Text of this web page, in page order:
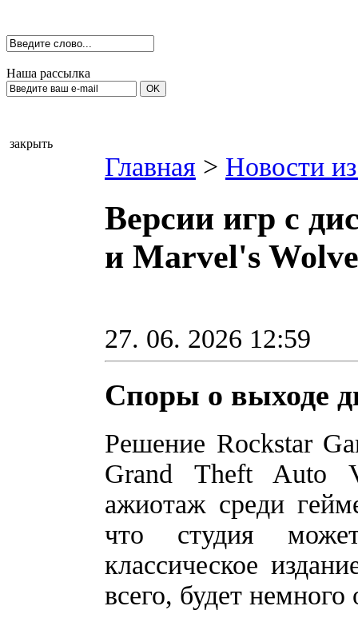
Наша рассылка
закрыть
Главная > Новости
Версии игр с
и Marvel's
27. 06. 2026 12:59
Споры о выходе
Решение Rockstar
Grand Theft Auto
ажиотаж среди
что студия
классическое
всего, будет немного